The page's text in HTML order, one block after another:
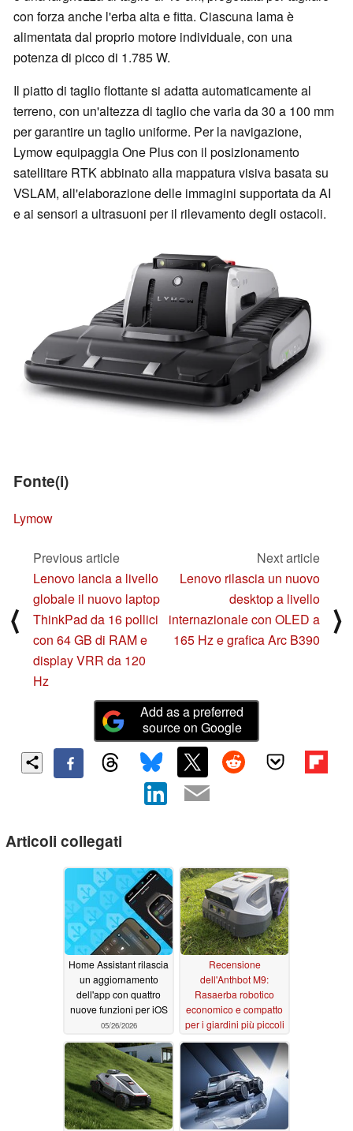
con forza anche l'erba alta e fitta. Ciascuna lama è
alimentata dal proprio motore individuale, con una
potenza di picco di 1.785 W.
Il piatto di taglio flottante si adatta automaticamente al
terreno, con un'altezza di taglio che varia da 30 a 100 mm
per garantire un taglio uniforme. Per la navigazione,
Lymow equipaggia One Plus con il posizionamento
satellitare RTK abbinato alla mappatura visiva basata su
VSLAM, all'elaborazione delle immagini supportata da AI
e ai sensori a ultrasuoni per il rilevamento degli ostacoli.
Fonte(i)
Lymow
⟨
Previous article
Lenovo lancia a livello
globale il nuovo laptop
ThinkPad da 16 pollici
con 64 GB di RAM e
display VRR da 120
Hz
Next article
Lenovo rilascia un nuovo
desktop a livello
internazionale con OLED a
165 Hz e grafica Arc B390
⟩
Add as a preferred
source on Google
Articoli collegati
Home Assistant rilascia
un aggiornamento
dell'app con quattro
nuove funzioni per iOS
05/26/2026
Recensione
dell'Anthbot M9:
Rasaerba robotico
economico e compatto
per i giardini più piccoli
05/18/2026